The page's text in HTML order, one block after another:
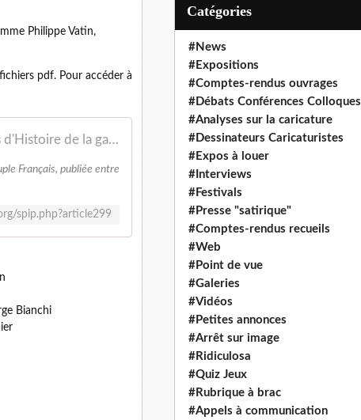
Philippe Vatin,
pdf. Pour accéder à
Sommaires de la revue Gavroche (1981-2011) - Fragments d'Histoire de la gauche radicale
Français, publiée entre
spip.php?article299
Bianchi
Catégories
#News
#Expositions
#Comptes-rendus ouvrages
#Débats Conférences Colloques
#Analyses sur la caricature
#Dessinateurs Caricaturistes
#Expos à louer
#Interviews
#Festivals
#Presse "satirique"
#Comptes-rendus recueils
#Web
#Point de vue
#Galeries
#Vidéos
#Petites annonces
#Arrêt sur image
#Ridiculosa
#Quiz Jeux
#Rubrique à brac
#Appels à communication